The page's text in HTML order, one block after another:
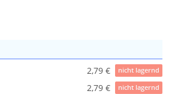
2,79 € nicht lagernd
2,79 € nicht lagernd